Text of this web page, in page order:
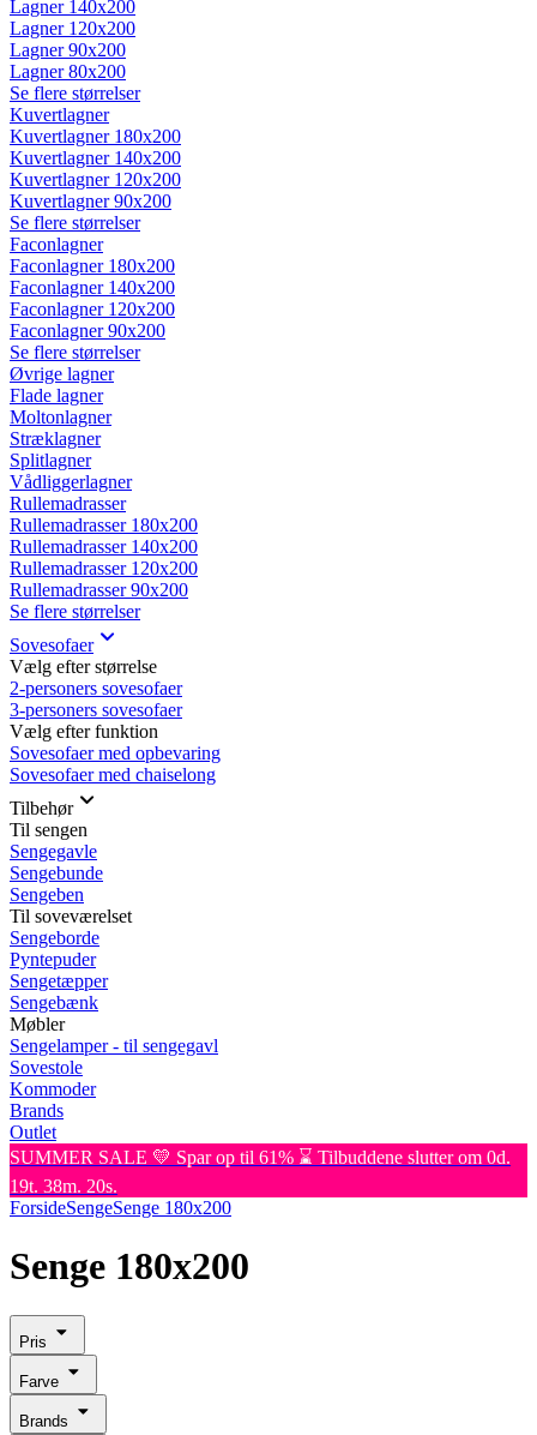
Lagner 140x200
Lagner 120x200
Lagner 90x200
Lagner 80x200
Se flere størrelser
Kuvertlagner
Kuvertlagner 180x200
Kuvertlagner 140x200
Kuvertlagner 120x200
Kuvertlagner 90x200
Se flere størrelser
Faconlagner
Faconlagner 180x200
Faconlagner 140x200
Faconlagner 120x200
Faconlagner 90x200
Se flere størrelser
Øvrige lagner
Flade lagner
Moltonlagner
Stræklagner
Splitlagner
Vådliggerlagner
Rullemadrasser
Rullemadrasser 180x200
Rullemadrasser 140x200
Rullemadrasser 120x200
Rullemadrasser 90x200
Se flere størrelser
Sovesofaer
Vælg efter størrelse
2-personers sovesofaer
3-personers sovesofaer
Vælg efter funktion
Sovesofaer med opbevaring
Sovesofaer med chaiselong
Tilbehør
Til sengen
Sengegavle
Sengebunde
Sengeben
Til soveværelset
Sengeborde
Pyntepuder
Sengetæpper
Sengebænk
Møbler
Sengelamper - til sengegavl
Sovestole
Kommoder
Brands
Outlet
SUMMER SALE 💛 Spar op til 61% ⌛ Tilbuddene slutter om 0d.
19t. 38m. 20s.
ForsideSengeSenge 180x200
Senge 180x200
Pris
Farve
Brands